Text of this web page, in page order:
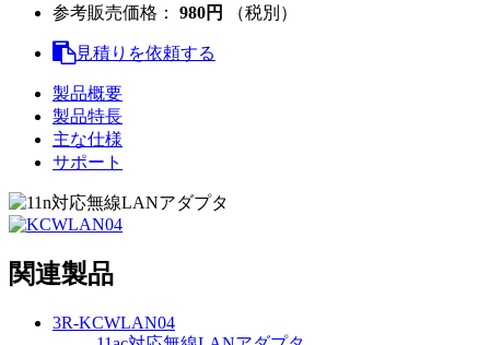
参考販売価格：
980円 （税別）
見積りを依頼する
製品概要
製品特長
主な仕様
サポート
関連製品
3R-KCWLAN04